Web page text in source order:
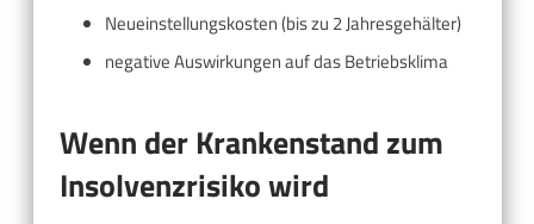
Neueinstellungskosten (bis zu 2 Jahresgehälter)
negative Auswirkungen auf das Betriebsklima
Wenn der Krankenstand zum
Insolvenzrisiko wird